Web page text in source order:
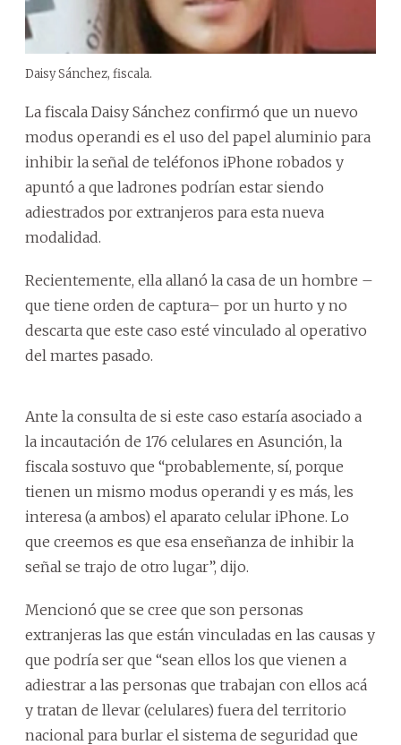
Daisy Sánchez, fiscala.
La fiscala Daisy Sánchez confirmó que un nuevo
modus operandi es el uso del papel aluminio para
inhibir la señal de teléfonos iPhone robados y
apuntó a que ladrones podrían estar siendo
adiestrados por extranjeros para esta nueva
modalidad.
Recientemente, ella allanó la casa de un hombre –
que tiene orden de captura– por un hurto y no
descarta que este caso esté vinculado al operativo
del martes pasado.
Ante la consulta de si este caso estaría asociado a
la incautación de 176 celulares en Asunción, la
fiscala sostuvo que “probablemente, sí, porque
tienen un mismo modus operandi y es más, les
interesa (a ambos) el aparato celular iPhone. Lo
que creemos es que esa enseñanza de inhibir la
señal se trajo de otro lugar”, dijo.
Mencionó que se cree que son personas
extranjeras las que están vinculadas en las causas y
que podría ser que “sean ellos los que vienen a
adiestrar a las personas que trabajan con ellos acá
y tratan de llevar (celulares) fuera del territorio
nacional para burlar el sistema de seguridad que